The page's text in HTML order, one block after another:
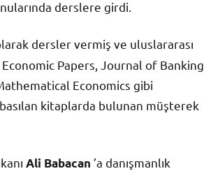
derslere girdi.
dersler vermiş ve uluslararası
Papers, Journal of Banking
Economics gibi
kitaplarda bulunan müşterek
Ali Babacan ’a danışmanlık